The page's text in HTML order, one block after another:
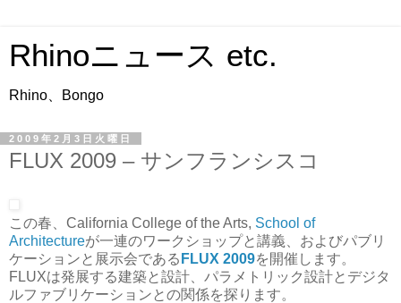
Rhinoニュース etc.
Rhino、Bongo
2009年2月3日火曜日
FLUX 2009 – サンフランシスコ
この春、California College of the Arts, School of
Architectureが一連のワークショップと講義、およびパブリ
ケーションと展示会である FLUX 2009を開催します。
FLUXは発展する建築と設計、パラメトリック設計とデジタ
ルファブリケーションとの関係を探ります。